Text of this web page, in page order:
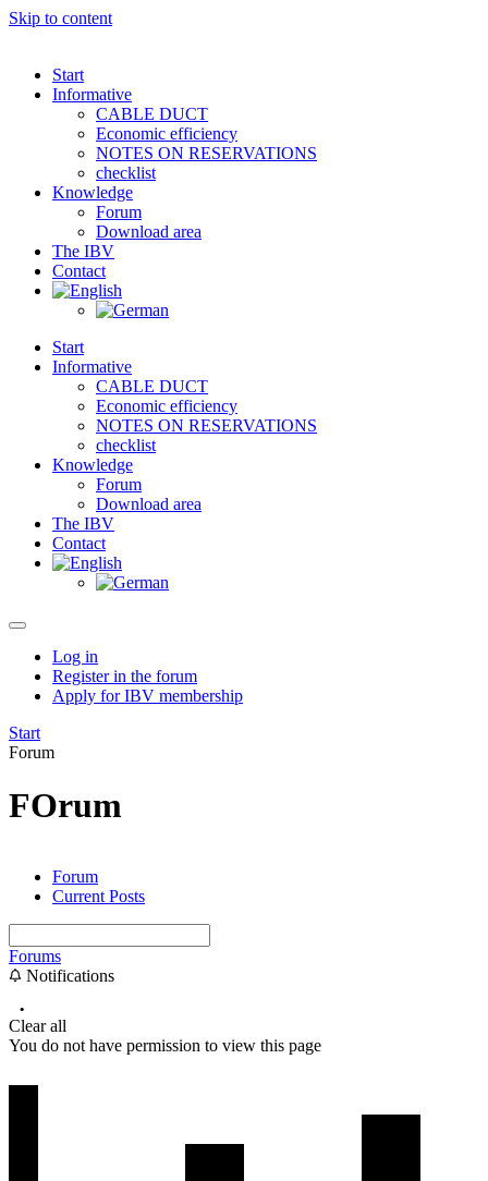
Skip to content
Start
Informative
CABLE DUCT
Economic efficiency
NOTES ON RESERVATIONS
checklist
Knowledge
Forum
Download area
The IBV
Contact
Start
Informative
CABLE DUCT
Economic efficiency
NOTES ON RESERVATIONS
checklist
Knowledge
Forum
Download area
The IBV
Contact
Log in
Register in the forum
Apply for IBV membership
Start
Forum
FOrum
Forum
Current Posts
Forums
Notifications
Clear all
You do not have permission to view this page